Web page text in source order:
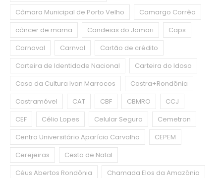
Câmara Municipal de Porto Velho
Camargo Corrêa
câncer de mama
Candeias do Jamari
Caps
Carnaval
Carnval
Cartão de crédito
Carteira de Identidade Nacional
Carteira do Idoso
Casa da Cultura Ivan Marrocos
Castra+Rondônia
Castramóvel
CAT CBF CBMRO
CCJ
CEF
Célio Lopes Celular Seguro
Cemetron
Centro Universitário Aparício Carvalho
CEPEM
Cerejeiras
Cesta de Natal
Céus Abertos Rondônia
Chamada Elos da Amazônia